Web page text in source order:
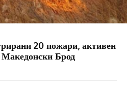
20 пожари, активен
Македонски Брод